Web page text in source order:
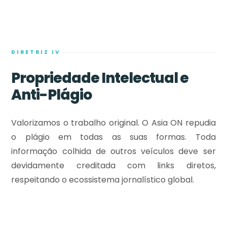
DIRETRIZ IV
Propriedade Intelectual e
Anti-Plágio
Valorizamos o trabalho original. O Asia ON repudia
o plágio em todas as suas formas. Toda
informação colhida de outros veículos deve ser
devidamente creditada com links diretos,
respeitando o ecossistema jornalístico global.